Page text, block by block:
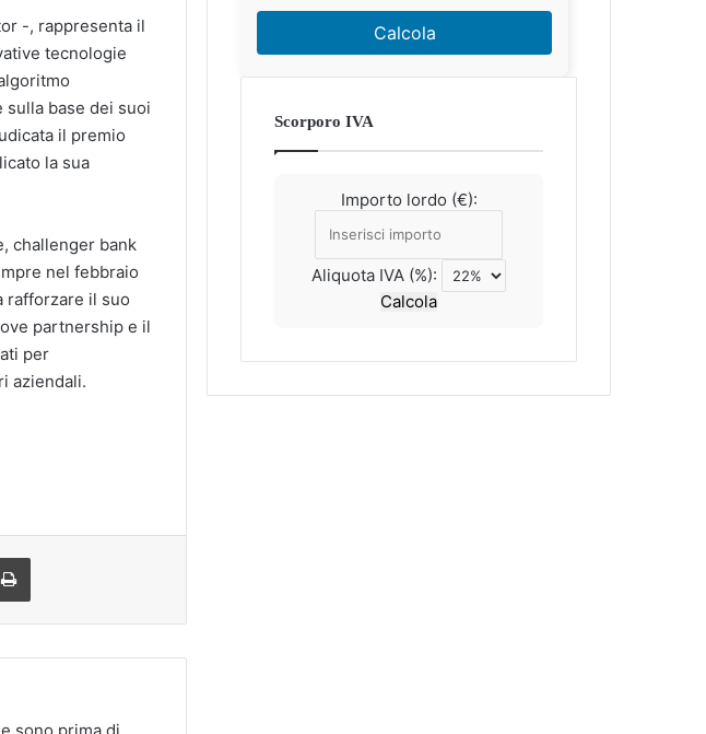
-, rappresenta il
tecnologie
base dei suoi
il premio
la sua
challenger bank
nel febbraio
rafforzare il suo
partnership e il
per
aziendali.
Email Stampa
Calcola
Scorporo IVA
Importo lordo (€):
Aliquota IVA (%):
Calcola